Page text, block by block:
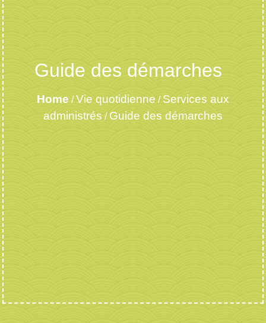
Guide des démarches
Home /Vie quotidienne / Services aux
administrés / Guide des démarches